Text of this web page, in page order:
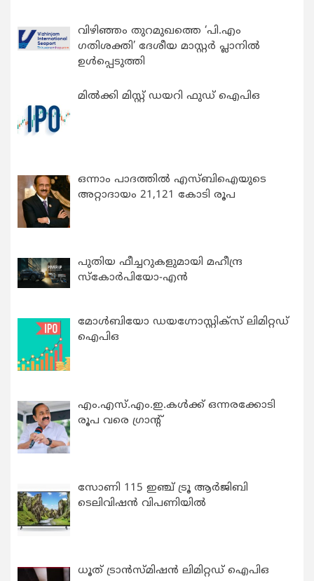
വിഴിഞ്ഞം തുറമുഖത്തെ ‘പി.എം
ഗതിശക്തി’ ദേശീയ മാസ്റ്റർ പ്ലാനിൽ
ഉൾപ്പെടുത്തി
മിൽക്കി മിസ്റ്റ് ഡയറി ഫുഡ് ഐപിഒ
ഒന്നാം പാദത്തിൽ എസ്ബിഐയുടെ
അറ്റാദായം 21,121 കോടി രൂപ
പുതിയ ഫീച്ചറുകളുമായി മഹീന്ദ്ര
സ്കോർപിയോ-എൻ
മോൾബിയോ ഡയഗ്നോസ്റ്റിക്സ് ലിമിറ്റഡ്
ഐപിഒ
എം.എസ്.എം.ഇ.കൾക്ക് ഒന്നരക്കോടി
രൂപ വരെ ഗ്രാന്റ്
സോണി 115 ഇഞ്ച് ട്രൂ ആർജിബി
ടെലിവിഷൻ വിപണിയിൽ
ധൂത് ട്രാൻസ്മിഷൻ ലിമിറ്റഡ് ഐപിഒ